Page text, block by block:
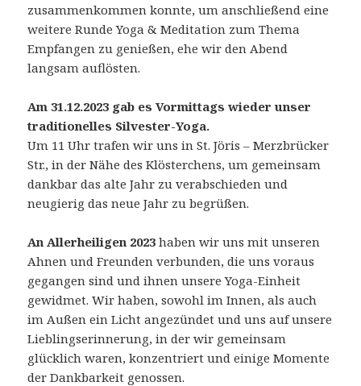
zusammenkommen konnte, um anschließend eine
weitere Runde Yoga & Meditation zum Thema
Empfangen zu genießen, ehe wir den Abend
langsam auflösten.
Am 31.12.2023 gab es Vormittags wieder unser
traditionelles Silvester-Yoga.
Um 11 Uhr trafen wir uns in St. Jöris – Merzbrücker
Str., in der Nähe des Klösterchens, um gemeinsam
dankbar das alte Jahr zu verabschieden und
neugierig das neue Jahr zu begrüßen.
An Allerheiligen 2023 haben wir uns mit unseren
Ahnen und Freunden verbunden, die uns voraus
gegangen sind und ihnen unsere Yoga-Einheit
gewidmet. Wir haben, sowohl im Innen, als auch
im Außen ein Licht angezündet und uns auf unsere
Lieblingserinnerung, in der wir gemeinsam
glücklich waren, konzentriert und einige Momente
der Dankbarkeit genossen.